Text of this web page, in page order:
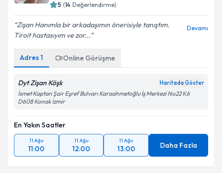
5 (14 Değerlendirme)
Zişan Hanımla bir arkadaşımın önerisiyle tanıştım.
Tiroit hastasıyım ve zor...
Devamı
Adres 1 Online Görüşme
Dyt Zişan Köşk Haritada Göster
İsmet Kaptan Şair Eşref Bulvarı Karaahmetoğlu İş Merkezi No22 K6
D608 Konak İzmir
En Yakın Saatler
11 Ağu
11:00
11 Ağu
12:00
11 Ağu
13:00 Daha Fazla